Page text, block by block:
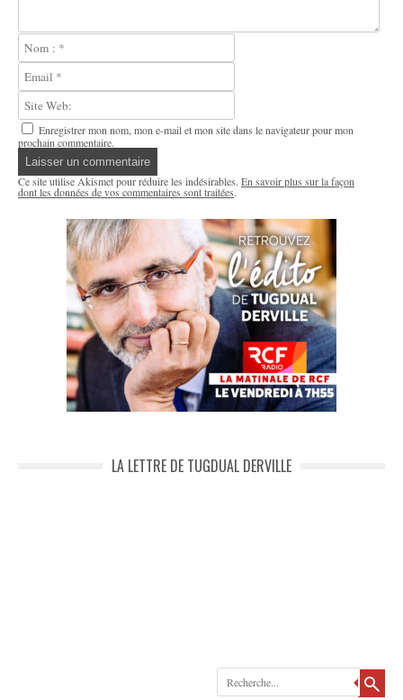
Enregistrer mon nom, mon e-mail et mon site dans le navigateur pour mon
prochain commentaire.
Ce site utilise Akismet pour réduire les indésirables. En savoir plus sur la façon
dont les données de vos commentaires sont traitées.
LA LETTRE DE TUGDUAL DERVILLE
Recherche